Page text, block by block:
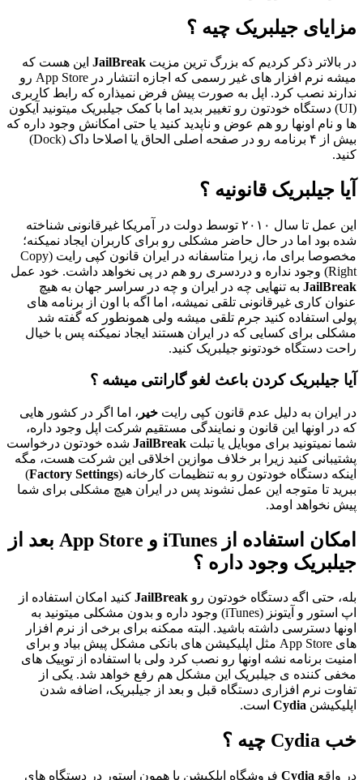
مزایای جیلبریک چیه ؟
در بالاتر ذکر کردیم که بزرگ ترین مزیت JailBreak این هست که
میشه نرم افزار های غیر‌ رسمی که اجازه انتشار در App Store رو
ندارند نصب کرد. اپل به صورت پیش فرض نمیذاره که رابط کاربری
(UI) دستگاه خودتون رو تغییر بدید اما با کمک جیلبریک میتونید آیکون
ها و نام اونها رو هم عوض و ناپدید کنید یا حتی امکانش وجود داره که
بیش از ۴ برنامه رو در صفحه اصلی الحاق یا اصلاحا داک (Dock)
کنید.
آیا جیلبریک قانونیه ؟
این عمل تا سال ۲۰۱۰ توسط دولت در آمریکا غیرقانونی شناخته
شده بود اما در حال حاضر مشکلی رو برای کاربران ایجاد نمیکنه؛
مخصوصا برای ما، زیرا متاسفانه در ایران قانون کپی رایت (Copy
Right) وجود نداره و دردسری رو هم در پی نخواهد داشت. خود عمل
JailBreak به تنهایی چه در ایران و چه در سراسر جهان به هیچ
عنوان کاری غیرقانونی تلقی نمیشه، اما اگه با اون از برنامه های
پولی استفاده کنید جرم تلقی میشه ولی همونطور که گفته شد
مشکلی برای کسایی که در ایران هستند ایجاد نمیکنه پس با خیال
راحت دستگاه خودتونو جیلبریک کنید.
آیا جیلبریک کردن باعث لغو گارانتی میشه ؟
در ایران به دلیل عدم قانون کپی رایت خیر ، اما اگر در کشور هایی
که در اونها این قانون و نمایندگی مستقیم شرکت اپل وجود داره،
شما نمیتونید برای موبایل یا تبلت JailBreak شده خودتون درخواست
پشتیبانی کنید زیرا بر خلاف موازین اخلاقی این شرکت هست، مگه
اینکه دستگاه خودتون رو به تنظیمات کارخانه (Factory Settings
)
ببرید تا متوجه این عمل نشوند پس در ایران هیچ مشکلی برای شما
پیش نخواهد اومد.
امکان استفاده از iTunes و App Store بعد از
جیلبریک وجود داره ؟
بله، حتی اگه دستگاه خودتون رو JailBreak کنید امکان استفاده از
اپ استور و آیتونز (iTunes) وجود داره و بدون مشکلی میتونید به
اونها دسترسی داشته باشید. البته ممکنه برای برخی از نرم افزار
های App Store مثل اپلیکیشن های بانکی مشکل پیش بیاد و برای
امنیت برنامه نشه اونها رو نصب کرد ولی با استفاده از توییک های
مخفی کننده ی جیلبریک این مشکل هم رفع خواهد شد. یکی از
تفاوت نرم افزاری دستگاه قبل و بعد از جیلبریک، اضافه شدن
اپلیکیشن Cydia است.
خب Cydia چیه ؟
در واقع Cydia فروشگاه اپلکیشن یا همون استور در دستگاه های